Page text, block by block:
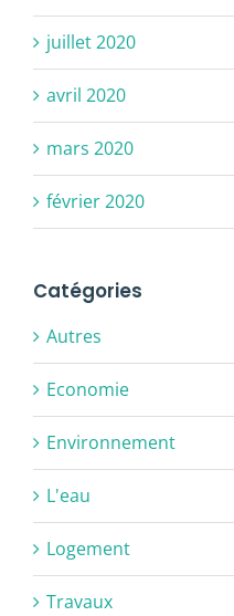
juillet 2020
avril 2020
mars 2020
février 2020
Catégories
Autres
Economie
Environnement
L'eau
Logement
Travaux